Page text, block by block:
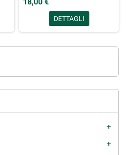
add
add
DETTAGLI